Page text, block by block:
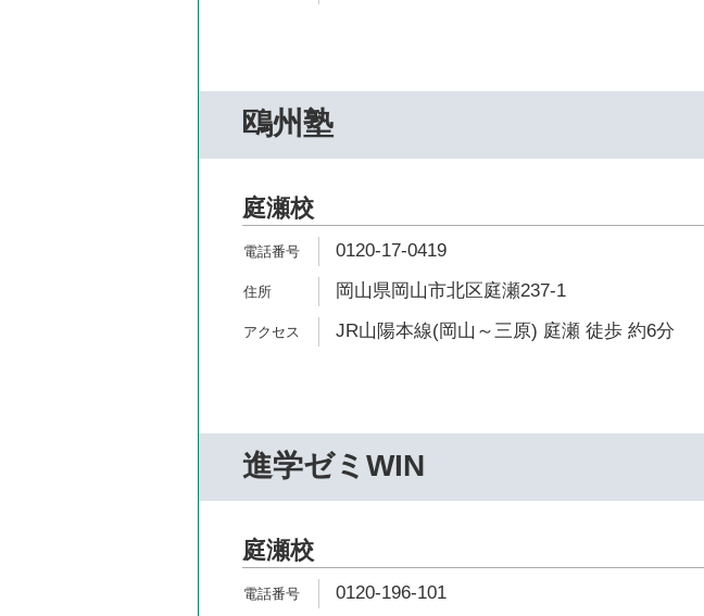
鴎州塾
庭瀬校
0120-17-0419
岡山県岡山市北区庭瀬237-1
JR山陽本線(岡山～三原) 庭瀬 徒歩 約6分
進学ゼミWIN
庭瀬校
0120-196-101